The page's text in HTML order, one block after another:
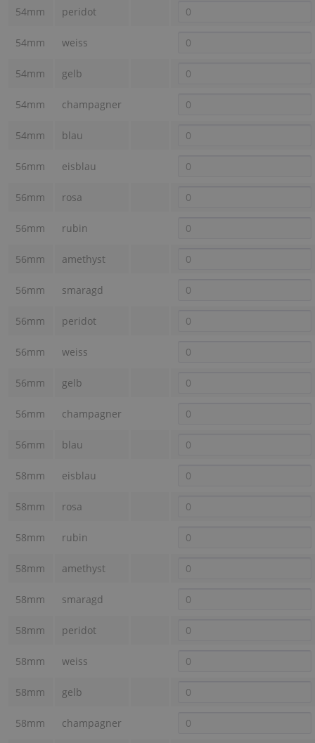
54mm peridot
54mm weiss
54mm gelb
54mm champagner
54mm blau
56mm eisblau
56mm rosa
56mm rubin
56mm amethyst
56mm smaragd
56mm peridot
56mm weiss
56mm gelb
56mm champagner
56mm blau
58mm eisblau
58mm rosa
58mm rubin
58mm amethyst
58mm smaragd
58mm peridot
58mm weiss
58mm gelb
58mm champagner